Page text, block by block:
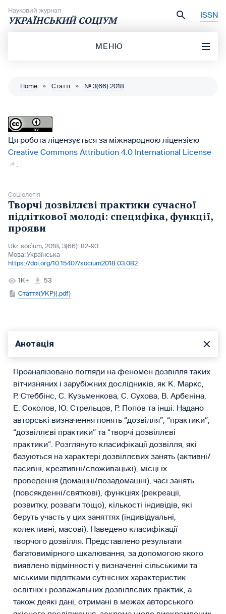
Науковий журнал
УКРАЇНСЬКИЙ СОЦІУМ ISSN
МЕНЮ
Home » Статті » № 3(66) 2018
Ця робота ліцензується за міжнародною ліцензією
Creative Commons Attribution 4.0 International License
Соціологія
Творчі дозвіллєві практики сучасної
підліткової молоді: специфіка, функції,
прояви
Ukr. socìum, 2018, 3(66): 82-93
Мова:Українська
https://doi.org/10.15407/socium2018.03.082
1K+
53
Стаття(УКР)(.pdf)
Анотація
Проаналізовано погляди на феномен дозвілля таких
вітчизняних і зарубіжних дослідників, як К. Маркс,
Р. Стеббінс, С. Кузьменкова, С. Сухова, В. Арбєніна,
Е. Соколов, Ю. Стрельцов, Р. Попов та інші. Надано
авторські визначення понять “дозвілля”, “практики”,
“дозвіллєві практики” та “творчі дозвіллєві
практики”. Розглянуто класифікації дозвілля, які
базуються на характері дозвіллєвих занять (активні/
пасивні, креативні/споживацькі), місці їх
проведення (домашні/позадомашні), часі занять
(повсякденні/святкові), функціях (рекреації,
розвитку, розваги тощо), кількості індивідів, які
беруть участь у цих заняттях (індивідуальні,
колективні, масові). Наведено класифікації
творчого дозвілля. Представлено результати
багатовимірного шкалювання, за допомогою якого
виявлено відмінності у визначенні сільськими та
міськими підлітками сутнісних характеристик
освітніх і розважальних дозвіллєвих практик, а
також деякі дані, отримані в межах авторського